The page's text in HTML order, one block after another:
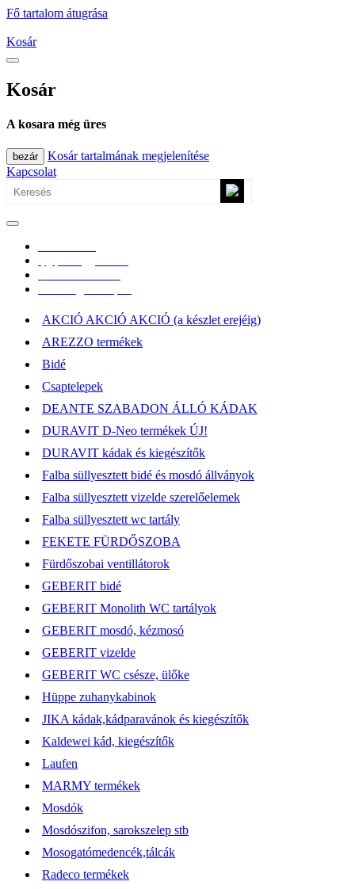
Fő tartalom átugrása
Kosár
Kosár
A kosara még üres
bezár
Kosár tartalmának megjelenítése
Kapcsolat
AKCIÓ AKCIÓ AKCIÓ (a készlet erejéig)
AREZZO termékek
Bidé
Csaptelepek
DEANTE SZABADON ÁLLÓ KÁDAK
DURAVIT D-Neo termékek ÚJ!
DURAVIT kádak és kiegészítők
Falba süllyesztett bidé és mosdó állványok
Falba süllyesztett vizelde szerelőelemek
Falba süllyesztett wc tartály
FEKETE FÜRDŐSZOBA
Fürdőszobai ventillátorok
GEBERIT bidé
GEBERIT Monolith WC tartályok
GEBERIT mosdó, kézmosó
GEBERIT vizelde
GEBERIT WC csésze, ülőke
Hüppe zuhanykabinok
JIKA kádak,kádparavánok és kiegészítők
Kaldewei kád, kiegészítők
Laufen
MARMY termékek
Mosdók
Mosdószifon, sarokszelep stb
Mosogatómedencék,tálcák
Radeco termékek